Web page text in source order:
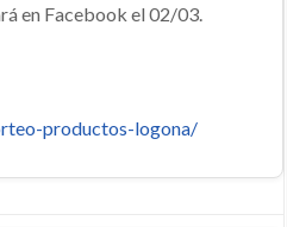
en Facebook el 02/03.
productos-logona/